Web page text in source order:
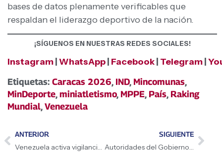
bases de datos plenamente verificables que
respaldan el liderazgo deportivo de la nación.
¡SÍGUENOS EN NUESTRAS REDES SOCIALES!
Instagram WhatsApp Facebook Telegram
Etiquetas: Caracas 2026, IND, Mincomunas,
MinDeporte,miniatletismo, MPPE, País, Raking
Mundial,Venezuela
ANTERIOR
Venezuela activa vigilancia epidemiológica ante alerta internacional por Ébola
SIGUIENTE
Autoridades del Gobierno Nacional inspeccionan avances del Plan «Dr. José Gregorio Hernández» en la Maternidad Concepción Palacios